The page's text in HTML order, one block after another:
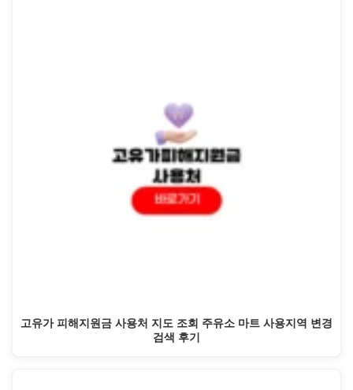
고유가 피해지원금 사용처 지도 조회 주유소 마트 사용지역 변경
검색 후기